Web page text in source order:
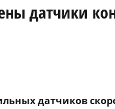
датчики
датчиков